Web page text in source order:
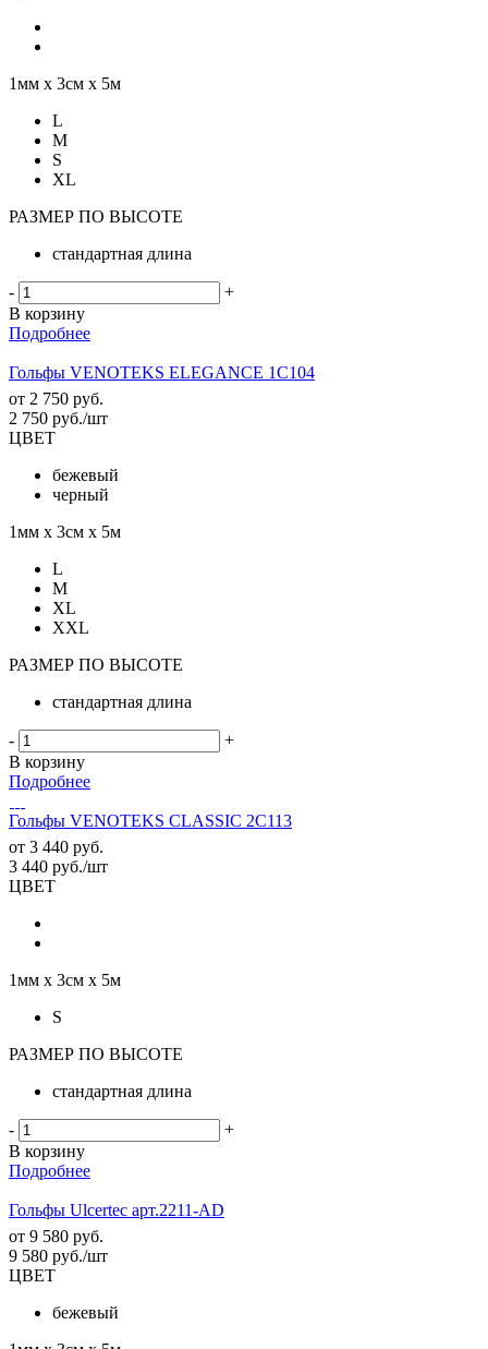
1мм х 3см х 5м
L
M
S
XL
РАЗМЕР ПО ВЫСОТЕ
стандартная длина
-
+
В корзину
Подробнее
Гольфы VENOTEKS ELEGANCE 1C104
от 2 750 руб.
2 750 руб./шт
ЦВЕТ
бежевый
черный
1мм х 3см х 5м
L
M
XL
XXL
РАЗМЕР ПО ВЫСОТЕ
стандартная длина
-
+
В корзину
Подробнее
Гольфы VENOTEKS CLASSIC 2C113
от 3 440 руб.
3 440 руб./шт
ЦВЕТ
1мм х 3см х 5м
S
РАЗМЕР ПО ВЫСОТЕ
стандартная длина
-
+
В корзину
Подробнее
Гольфы Ulcertec арт.2211-AD
от 9 580 руб.
9 580 руб./шт
ЦВЕТ
бежевый